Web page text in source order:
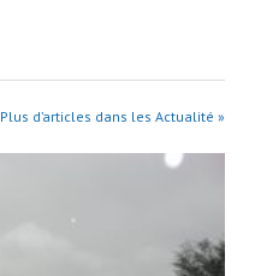
Plus d’articles dans les Actualité »